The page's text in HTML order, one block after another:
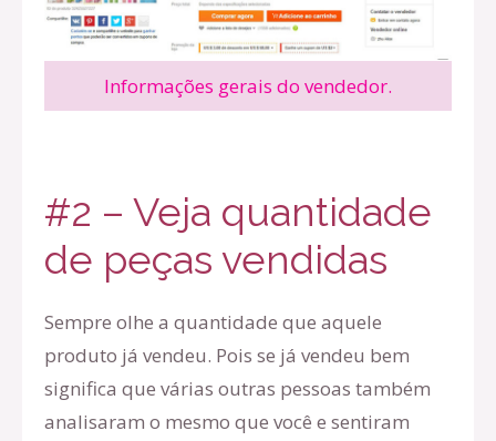
Informações gerais do vendedor.
#2 – Veja quantidade
de peças vendidas
Sempre olhe a quantidade que aquele
produto já vendeu. Pois se já vendeu bem
significa que várias outras pessoas também
analisaram o mesmo que você e sentiram